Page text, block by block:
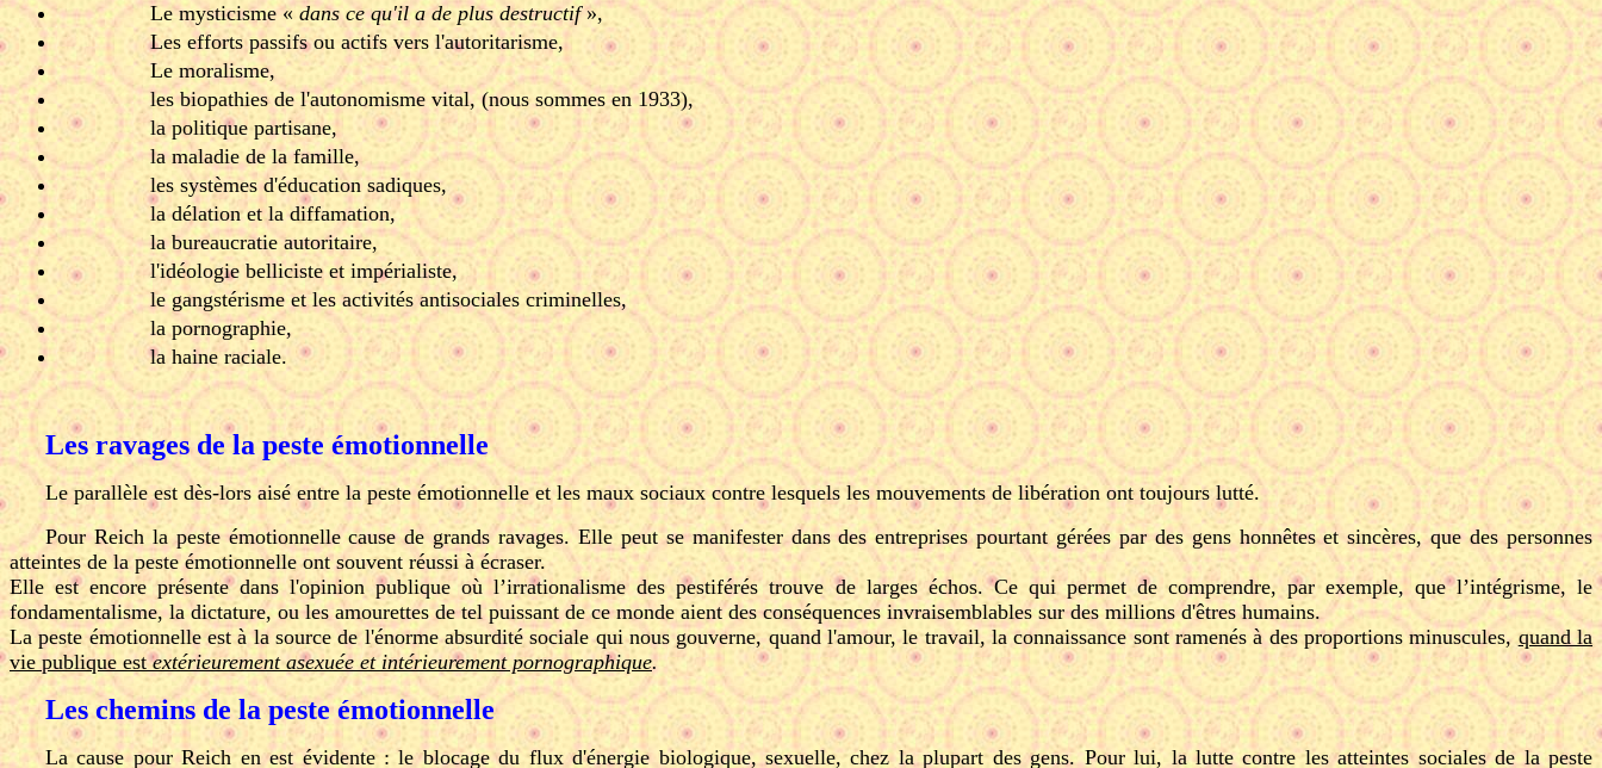
Le mysticisme « dans ce qu'il a de plus destructif»,
Les efforts passifs ou actifs vers l'autoritarisme,
Le moralisme,
les biopathies de l'autonomisme vital, (nous sommes en 1933),
la politique partisane,
la maladie de la famille,
les systèmes d'éducation sadiques,
la délation et la diffamation,
la bureaucratie autoritaire,
l'idéologie belliciste et impérialiste,
le gangstérisme et les activités antisociales criminelles,
la pornographie,
la haine raciale.
Les ravages de la peste émotionnelle
Le parallèle est dès-lors aisé entre la peste émotionnelle et les maux sociaux contre lesquels les mouvements de libération ont toujours lutté.
Pour Reich la peste émotionnelle cause de grands ravages. Elle peut se manifester dans des entreprises pourtant gérées par des gens honnêtes et sincères, que des personnes
atteintes de la peste émotionnelle ont souvent réussi à écraser.
Elle est encore présente dans l'opinion publique où l’irrationalisme des pestiférés trouve de larges échos. Ce qui permet de comprendre, par exemple, que l’intégrisme, le
fondamentalisme, la dictature, ou les amourettes de tel puissant de ce monde aient des conséquences invraisemblables sur des millions d'êtres humains.
La peste émotionnelle est à la source de l'énorme absurdité sociale qui nous gouverne, quand l'amour, le travail, la connaissance sont ramenés à des proportions minuscules, quand la
vie publique estextérieurement asexuée et intérieurement pornographique.
Les chemins de la peste émotionnelle
La cause pour Reich en est évidente : le blocage du flux d'énergie biologique, sexuelle, chez la plupart des gens. Pour lui, la lutte contre les atteintes sociales de la peste